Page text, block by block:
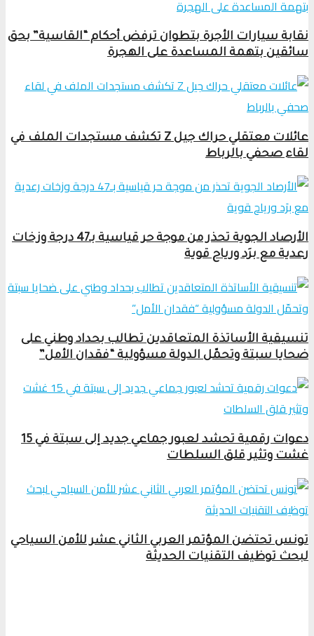
نقابة سيارات الأجرة بتطوان ترفض أحكام “القاسية” بحق
سائقين بتهمة المساعدة على الهجرة
عائلات معتقلي حراك جيل Z تكشف مستجدات الملف في
لقاء صحفي بالرباط
الأرصاد الجوية تحذر من موجة حر قياسية بـ47 درجة وزخات
رعدية مع برَد ورياح قوية
تنسيقية الأساتذة المتعاقدين تطالب بحداد وطني على
ضحايا سبتة وتحمّل الدولة مسؤولية “فقدان الأمل”
دعوات رقمية تحشد لعبور جماعي جديد إلى سبتة في 15
غشت وتثير قلق السلطات
تونس تحتضن المؤتمر العربي الثاني عشر للأمن السياحي
لبحث توظيف التقنيات الحديثة